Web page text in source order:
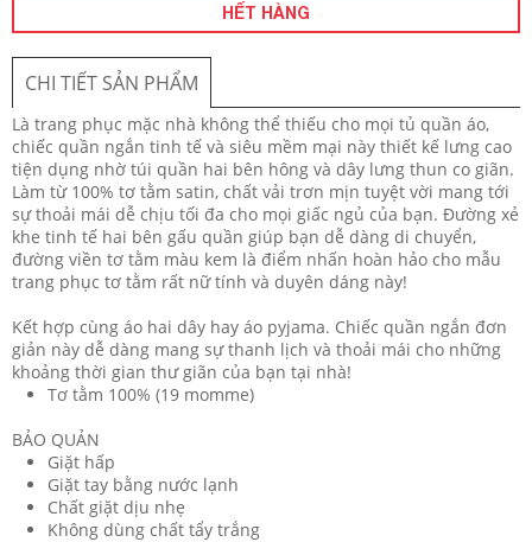
HẾT HÀNG
CHI TIẾT SẢN PHẨM
Là trang phục mặc nhà không thể thiếu cho mọi tủ quần áo,
chiếc quần ngắn tinh tế và siêu mềm mại này thiết kế lưng cao
tiện dụng nhờ túi quần hai bên hông và dây lưng thun co giãn.
Làm từ 100% tơ tằm satin, chất vải trơn mịn tuyệt vời mang tới
sự thoải mái dễ chịu tối đa cho mọi giấc ngủ của bạn. Đường xẻ
khe tinh tế hai bên gấu quần giúp bạn dễ dàng di chuyển,
đường viền tơ tằm màu kem là điểm nhấn hoàn hảo cho mẫu
trang phục tơ tằm rất nữ tính và duyên dáng này!
​Kết hợp cùng áo hai dây hay áo pyjama. Chiếc quần ngắn đơn
giản này dễ dàng mang sự thanh lịch và thoải mái cho những
khoảng thời gian thư giãn của bạn tại nhà!
Tơ tằm 100% (19 momme)
BẢO QUẢN
Giặt hấp
Giặt tay bằng nước lạnh
Chất giặt dịu nhẹ
Không dùng chất tẩy trắng